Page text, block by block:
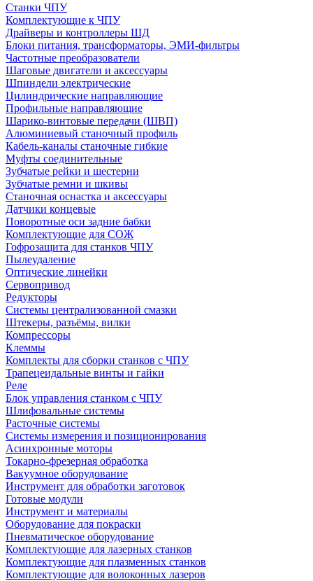
Станки ЧПУ
Комплектующие к ЧПУ
Драйверы и контроллеры ШД
Блоки питания, трансформаторы, ЭМИ-фильтры
Частотные преобразователи
Шаговые двигатели и аксессуары
Шпиндели электрические
Цилиндрические направляющие
Профильные направляющие
Шарико-винтовые передачи (ШВП)
Алюминиевый станочный профиль
Кабель-каналы станочные гибкие
Муфты соединительные
Зубчатые рейки и шестерни
Зубчатые ремни и шкивы
Станочная оснастка и аксессуары
Датчики концевые
Поворотные оси задние бабки
Комплектующие для СОЖ
Гофрозащита для станков ЧПУ
Пылеудаление
Оптические линейки
Сервопривод
Редукторы
Системы централизованной смазки
Штекеры, разъёмы, вилки
Компрессоры
Клеммы
Комплекты для сборки станков с ЧПУ
Трапецеидальные винты и гайки
Реле
Блок управления станком с ЧПУ
Шлифовальные системы
Расточные системы
Системы измерения и позиционирования
Асинхронные моторы
Токарно-фрезерная обработка
Вакуумное оборудование
Инструмент для обработки заготовок
Готовые модули
Инструмент и материалы
Оборудование для покраски
Пневматическое оборудование
Комплектующие для лазерных станков
Комплектующие для плазменных станков
Комплектующие для волоконных лазеров